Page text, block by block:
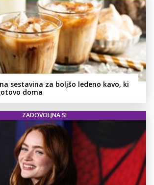
sestavina za boljšo ledeno kavo, ki
doma
ZADOVOLJNA.SI